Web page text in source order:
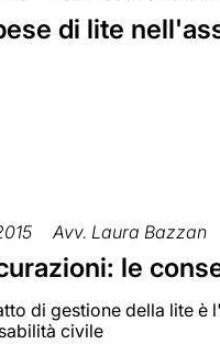
di lite
Avv. Laura Bazzan
le
di gestione della lite
civile